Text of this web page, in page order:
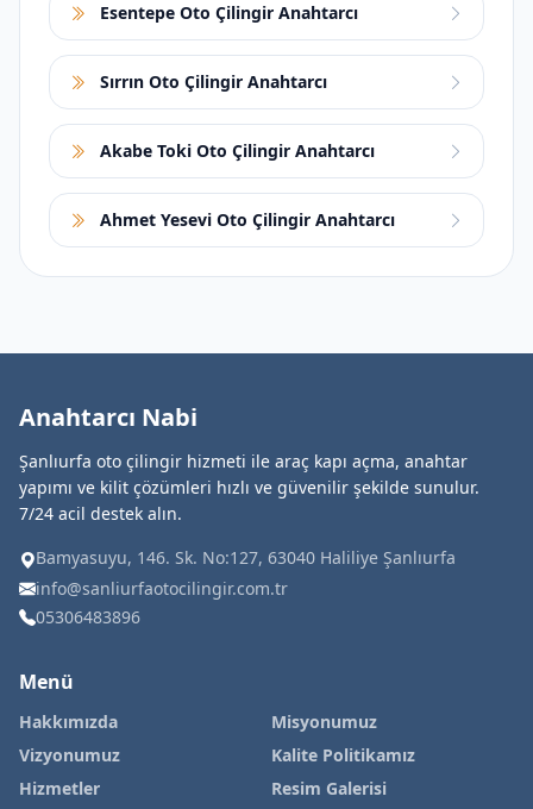
Esentepe Oto Çilingir Anahtarcı
Sırrın Oto Çilingir Anahtarcı
Akabe Toki Oto Çilingir Anahtarcı
Ahmet Yesevi Oto Çilingir Anahtarcı
Anahtarcı Nabi
Şanlıurfa oto çilingir hizmeti ile araç kapı açma, anahtar
yapımı ve kilit çözümleri hızlı ve güvenilir şekilde sunulur.
7/24 acil destek alın.
Bamyasuyu, 146. Sk. No:127, 63040 Haliliye Şanlıurfa
info@sanliurfaotocilingir.com.tr
05306483896
Menü
Hakkımızda
Misyonumuz
Vizyonumuz
Kalite Politikamız
Hizmetler
Resim Galerisi